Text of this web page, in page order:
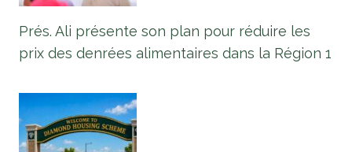
Prés. Ali présente son plan pour réduire les
prix des denrées alimentaires dans la Région 1